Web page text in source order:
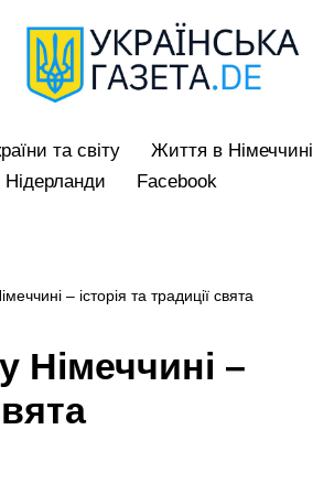
та світу Життя в Німеччині
Нідерланди Facebook
– історія та традиції свята
Німеччині –